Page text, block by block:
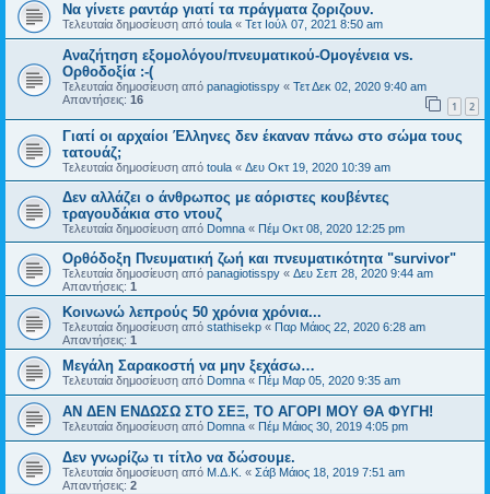
Να γίνετε ραντάρ γιατί τα πράγματα ζοριζουν.
Τελευταία δημοσίευση από toula « Τετ Ιούλ 07, 2021 8:50 am
Αναζήτηση εξομολόγου/πνευματικού-Ομογένεια vs.
Ορθοδοξία :-(
Τελευταία δημοσίευση από panagiotisspy « Τετ Δεκ 02, 2020 9:40 am
Απαντήσεις: 16 1 2
Γιατί οι αρχαίοι Έλληνες δεν έκαναν πάνω στο σώμα τους
τατουάζ;
Τελευταία δημοσίευση από toula « Δευ Οκτ 19, 2020 10:39 am
Δεν αλλάζει ο άνθρωπος με αόριστες κουβέντες
τραγουδάκια στο ντουζ
Τελευταία δημοσίευση από Domna « Πέμ Οκτ 08, 2020 12:25 pm
Ορθόδοξη Πνευματική ζωή και πνευματικότητα "survivor"
Τελευταία δημοσίευση από panagiotisspy « Δευ Σεπ 28, 2020 9:44 am
Απαντήσεις: 1
Κοινωνώ λεπρούς 50 χρόνια χρόνια...
Τελευταία δημοσίευση από stathisekp « Παρ Μάιος 22, 2020 6:28 am
Απαντήσεις: 1
Μεγάλη Σαρακοστή να μην ξεχάσω…
Τελευταία δημοσίευση από Domna « Πέμ Μαρ 05, 2020 9:35 am
ΑΝ ΔΕΝ ΕΝΔΩΣΩ ΣΤΟ ΣΕΞ, ΤΟ ΑΓΟΡΙ ΜΟΥ ΘΑ ΦΥΓΗ!
Τελευταία δημοσίευση από Domna « Πέμ Μάιος 30, 2019 4:05 pm
Δεν γνωρίζω τι τίτλο να δώσουμε.
Τελευταία δημοσίευση από Μ.Δ.Κ. « Σάβ Μάιος 18, 2019 7:51 am
Απαντήσεις: 2